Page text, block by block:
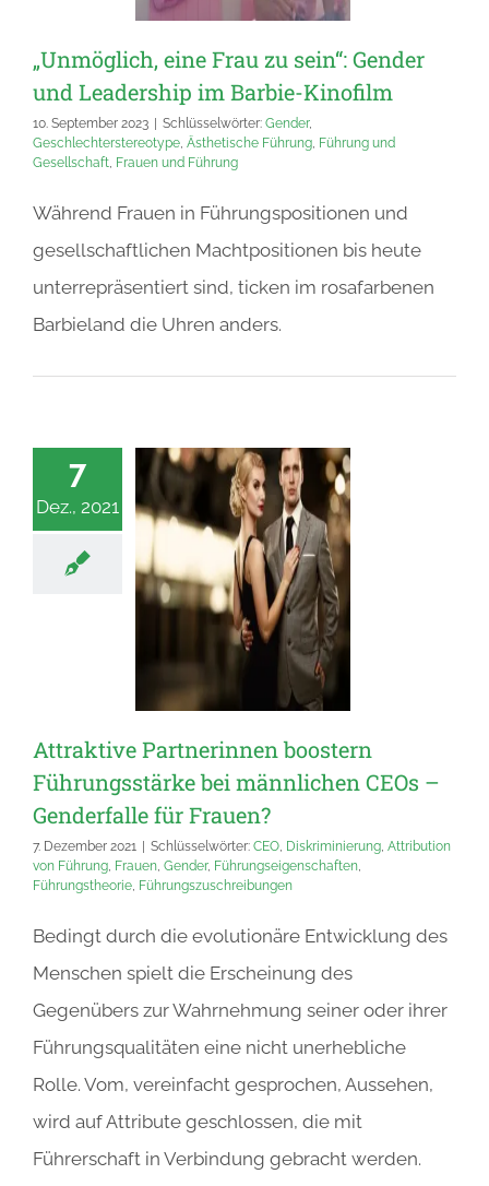
„Unmöglich, eine Frau zu sein“: Gender
und Leadership im Barbie-Kinofilm
10. September 2023 Schlüsselwörter: Gender,
Geschlechterstereotype, Ästhetische Führung, Führung und
Gesellschaft, Frauen und Führung
Während Frauen in Führungspositionen und
gesellschaftlichen Machtpositionen bis heute
unterrepräsentiert sind, ticken im rosafarbenen
Barbieland die Uhren anders.
7
Dez., 2021
Attraktive Partnerinnen boostern
Führungsstärke bei männlichen CEOs –
Genderfalle für Frauen?
7. Dezember 2021 Schlüsselwörter: CEO, Diskriminierung, Attribution
von Führung, Frauen, Gender, Führungseigenschaften,
Führungstheorie, Führungszuschreibungen
Bedingt durch die evolutionäre Entwicklung des
Menschen spielt die Erscheinung des
Gegenübers zur Wahrnehmung seiner oder ihrer
Führungsqualitäten eine nicht unerhebliche
Rolle. Vom, vereinfacht gesprochen, Aussehen,
wird auf Attribute geschlossen, die mit
Führerschaft in Verbindung gebracht werden.